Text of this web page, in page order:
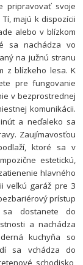
pripravovať svoje
majú k dispozícii
alebo v blízkom
sa nachádza vo
na južnú stranu
z blízkeho lesa. K
pre fungovanie
v bezprostrednej
komunikácii.
a neďaleko sa
Zaujímavosťou
ktoré sa v
estetickú,
hlavného
veľkú garáž pre 3
prístup
dostanete do
a nachádza
kuchyňa so
sa vchádza do
schodisko,